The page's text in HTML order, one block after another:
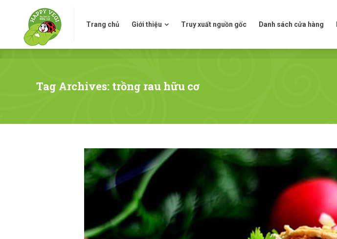
Trang chủ Giới thiệu Truy xuất nguồn gốc Danh sách cửa hàng
Tag Archives: trồng rau hữu cơ